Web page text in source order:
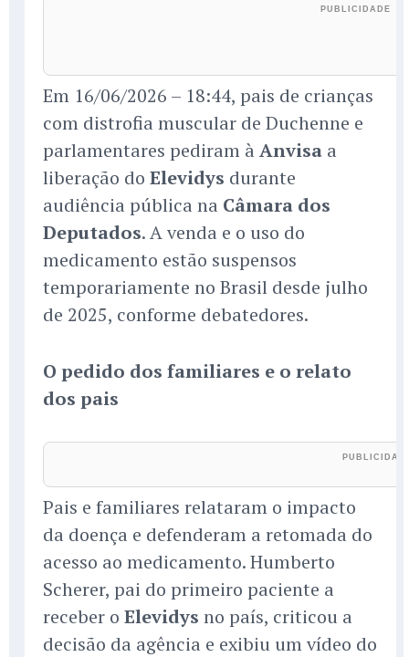
Em 16/06/2026 – 18:44, pais de crianças
com distrofia muscular de Duchenne e
parlamentares pediram à Anvisa a
liberação do Elevidys durante
audiência pública na Câmara dos
Deputados. A venda e o uso do
medicamento estão suspensos
temporariamente no Brasil desde julho
de 2025, conforme debatedores.
O pedido dos familiares e o relato
dos pais
Pais e familiares relataram o impacto
da doença e defenderam a retomada do
acesso ao medicamento. Humberto
Scherer, pai do primeiro paciente a
receber o Elevidys no país, criticou a
decisão da agência e exibiu um vídeo do